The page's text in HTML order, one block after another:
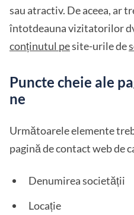
sau atractiv. De aceea, ar
întotdeauna vizitatorilor
conținutul pesite-urile de
Puncte cheie ale
ne
Următoarele elemente
pagină de contact web de
Denumirea societății
Locație